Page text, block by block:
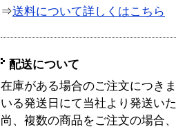
⇒送料について詳しくはこちら
配送について
在庫がある場合のご注文につき
いる発送日にて当社より発送い
尚、複数の商品をご注文の場合